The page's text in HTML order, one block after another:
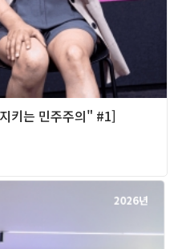
키는 민주주의" #1]
2026년